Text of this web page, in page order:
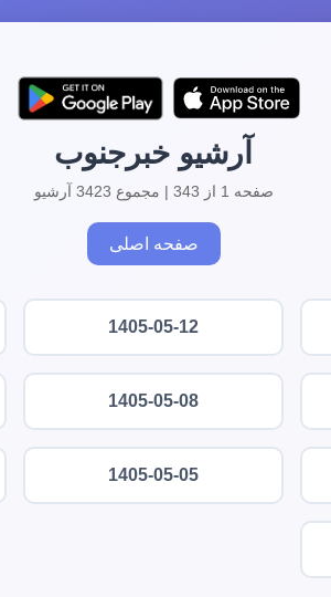
آرشیو خبرجنوب
صفحه 1 از 343 | مجموع 3423 آرشیو
صفحه اصلی
1405-05-12
1405-05-08
1405-05-05